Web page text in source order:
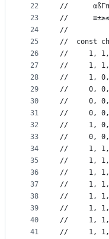
22
23
24
25
26
27
28
29
30
31
32
33
34
35
36
37
38
39
40
41
//
//
//
//	const
//
//
//
//
//
//
//
//
//
//
//
//
//
//
//
//